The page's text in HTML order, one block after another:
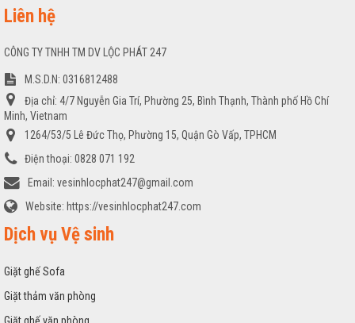
Liên hệ
CÔNG TY TNHH TM DV LỘC PHÁT 247
M.S.D.N: 0316812488
Địa chỉ: 4/7 Nguyễn Gia Trí, Phường 25, Bình Thạnh, Thành phố Hồ Chí
Minh, Vietnam
1264/53/5 Lê Đức Thọ, Phường 15, Quận Gò Vấp, TPHCM
Điện thoại: 0828 071 192
Email: vesinhlocphat247@gmail.com
Website: https://vesinhlocphat247.com
Dịch vụ Vệ sinh
Giặt ghế Sofa
Giặt thảm văn phòng